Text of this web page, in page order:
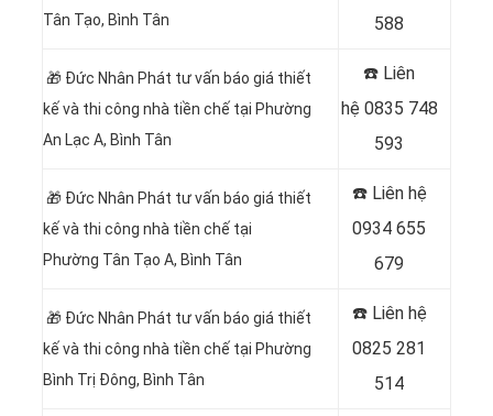
Tân Tạo, Bình Tân
588
🎁 Đức Nhân Phát tư vấn báo giá thiết
kế và thi công nhà tiền chế tại Phường
An Lạc A, Bình Tân
☎️ Liên
hệ 0835 748
593
🎁 Đức Nhân Phát tư vấn báo giá thiết
kế và thi công nhà tiền chế tại
Phường Tân Tạo A, Bình Tân
☎️ Liên hệ
0934 655
679
🎁 Đức Nhân Phát tư vấn báo giá thiết
kế và thi công nhà tiền chế tại Phường
Bình Trị Đông, Bình Tân
☎️ Liên hệ
0825 281
514